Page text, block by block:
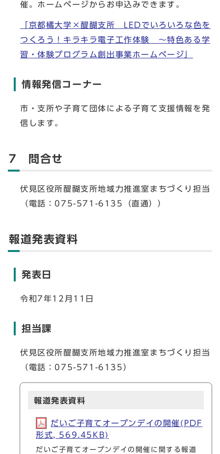
催。ホームページからお申込みできます。
「京都橘大学×醍醐支所 LEDでいろいろな色を
つくろう！キラキラ電子工作体験 ～特色ある学
習・体験プログラム創出事業ホームページ」
情報発信コーナー
市・支所や子育て団体による子育て支援情報を発
信します。
7 問合せ
伏見区役所醍醐支所地域力推進室まちづくり担当
（電話：075-571-6135（直通））
報道発表資料
発表日
令和7年12月11日
担当課
伏見区役所醍醐支所地域力推進室まちづくり担当
（電話：075-571-6135）
報道発表資料
だいご子育てオープンデイの開催(PDF
形式, 569.45KB)
だいご子育てオープンデイの開催に関する報道